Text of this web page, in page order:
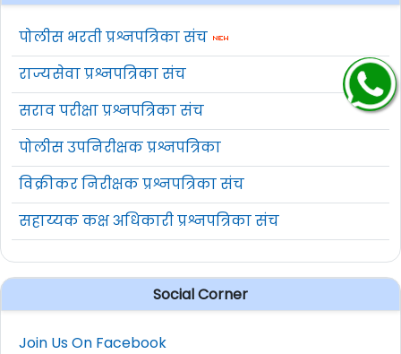
पोलीस भरती प्रश्नपत्रिका संच
राज्यसेवा प्रश्नपत्रिका संच
सराव परीक्षा प्रश्नपत्रिका संच
पोलीस उपनिरीक्षक प्रश्नपत्रिका
विक्रीकर निरीक्षक प्रश्नपत्रिका संच
सहाय्यक कक्ष अधिकारी प्रश्नपत्रिका संच
Social Corner
Join Us On Facebook